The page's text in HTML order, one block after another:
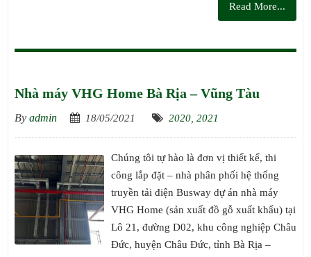
Read More...
Nhà máy VHG Home Bà Rịa – Vũng Tàu
By admin 18/05/2021 2020, 2021
Chúng tôi tự hào là đơn vị thiết kế, thi
công lắp đặt – nhà phân phối hệ thống
truyền tải điện Busway dự án nhà máy
VHG Home (sản xuất đồ gỗ xuất khẩu) tại
Lô 21, đường D02, khu công nghiệp Châu
Đức, huyện Châu Đức, tỉnh Bà Rịa –